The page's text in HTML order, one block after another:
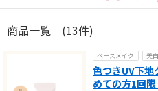
商品一覧 (13件)
ベースメイク 美
色つきUV下地
めての方1回